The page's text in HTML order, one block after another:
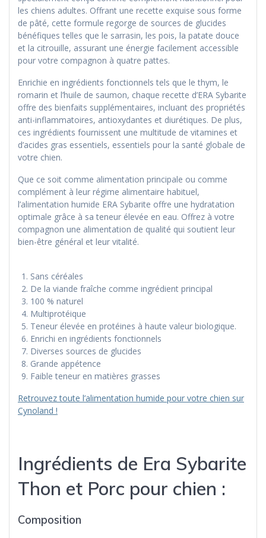
les chiens adultes. Offrant une recette exquise sous forme
de pâté, cette formule regorge de sources de glucides
bénéfiques telles que le sarrasin, les pois, la patate douce
et la citrouille, assurant une énergie facilement accessible
pour votre compagnon à quatre pattes.
Enrichie en ingrédients fonctionnels tels que le thym, le
romarin et l’huile de saumon, chaque recette d’ERA Sybarite
offre des bienfaits supplémentaires, incluant des propriétés
anti-inflammatoires, antioxydantes et diurétiques. De plus,
ces ingrédients fournissent une multitude de vitamines et
d’acides gras essentiels, essentiels pour la santé globale de
votre chien.
Que ce soit comme alimentation principale ou comme
complément à leur régime alimentaire habituel,
l’alimentation humide ERA Sybarite offre une hydratation
optimale grâce à sa teneur élevée en eau. Offrez à votre
compagnon une alimentation de qualité qui soutient leur
bien-être général et leur vitalité.
Sans céréales
De la viande fraîche comme ingrédient principal
100 % naturel
Multiprotéique
Teneur élevée en protéines à haute valeur biologique.
Enrichi en ingrédients fonctionnels
Diverses sources de glucides
Grande appétence
Faible teneur en matières grasses
Retrouvez toute l’alimentation humide pour votre chien sur
Cynoland !
Ingrédients de Era Sybarite
Thon et Porc pour chien :
Composition